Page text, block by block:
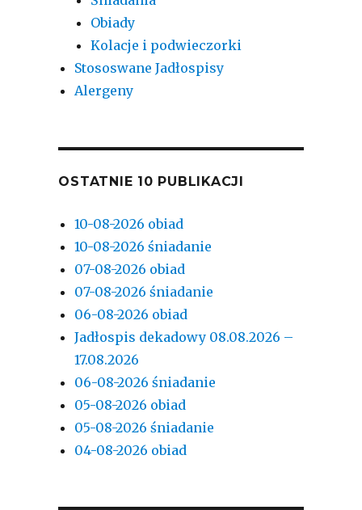
Obiady
Kolacje i podwieczorki
Stososwane Jadłospisy
Alergeny
OSTATNIE 10 PUBLIKACJI
10-08-2026 obiad
10-08-2026 śniadanie
07-08-2026 obiad
07-08-2026 śniadanie
06-08-2026 obiad
Jadłospis dekadowy 08.08.2026 –
17.08.2026
06-08-2026 śniadanie
05-08-2026 obiad
05-08-2026 śniadanie
04-08-2026 obiad